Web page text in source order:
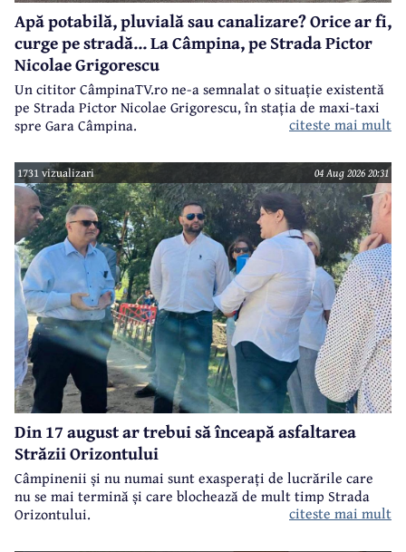
Apă potabilă, pluvială sau canalizare? Orice ar fi,
curge pe stradă... La Câmpina, pe Strada Pictor
Nicolae Grigorescu
Un cititor CâmpinaTV.ro ne-a semnalat o situație existentă
pe Strada Pictor Nicolae Grigorescu, în stația de maxi-taxi
spre Gara Câmpina.
citeste mai mult
1731 vizualizari 04 Aug 2026 20:31
Din 17 august ar trebui să înceapă asfaltarea
Străzii Orizontului
Câmpinenii și nu numai sunt exasperați de lucrările care
nu se mai termină și care blochează de mult timp Strada
Orizontului.
citeste mai mult